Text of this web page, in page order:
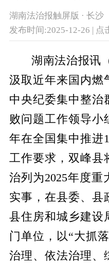
湖南法治报触屏版 · 长沙
发布时间:2025-12-26 | 点
湖南法治报讯
汲取近年来国内燃
中央纪委集中整治
败问题工作领导小
年在全国集中推进
工作要求，双峰县
治列为2025年度重
实事，在县委、县
县住房和城乡建设
门单位，以“大抓
治理、依法治理、